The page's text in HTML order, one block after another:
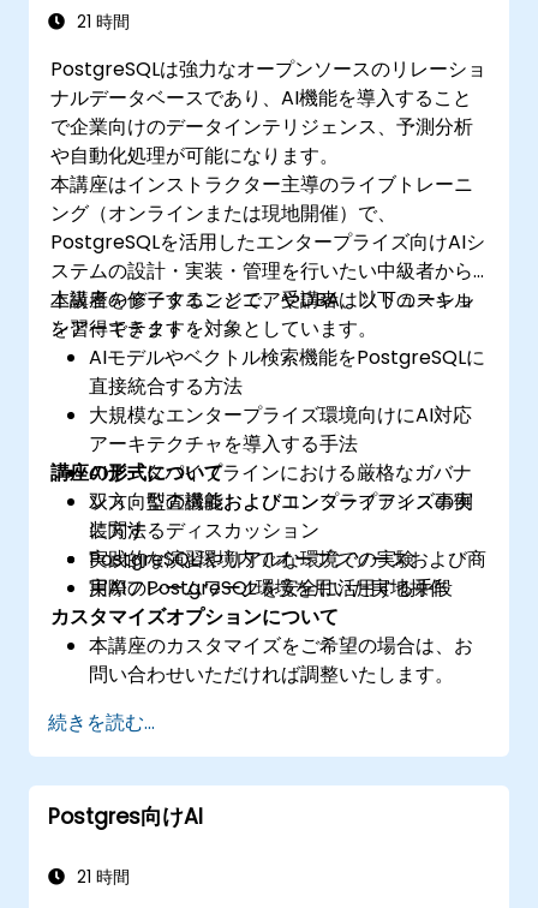
21 時間
PostgreSQLは強力なオープンソースのリレーショ
ナルデータベースであり、AI機能を導入すること
で企業向けのデータインテリジェンス、予測分析
や自動化処理が可能になります。
本講座はインストラクター主導のライブトレーニ
ング（オンラインまたは現地開催）で、
PostgreSQLを活用したエンタープライズ向けAIシ
ステムの設計・実装・管理を行いたい中級者から
上級者のデータエンジニアやDBA、ソリューショ
ンアーキテクトを対象としています。
本講座を修了することで、受講者は以下のスキル
を習得できます：
AIモデルやベクトル検索機能をPostgreSQLに
直接統合する方法
大規模なエンタープライズ環境向けにAI対応
アーキテクチャを導入する手法
AIデータパイプラインにおける厳格なガバナ
ンス、監査機能およびコンプライアンスの実
装方法
PostgreSQL環境内でオープンソースおよび商
用AIフレームワークを安全に活用する手段
講座の形式について
双方向型の講義およびエンタープライズ事例
に関するディスカッション
実践的な演習やリアルな環境での実験
​実際のPostgreSQL環境を用いた実地操作
カスタマイズオプションについて
本講座のカスタマイズをご希望の場合は、お
問い合わせいただければ調整いたします。
続きを読む...
Postgres向けAI
21 時間